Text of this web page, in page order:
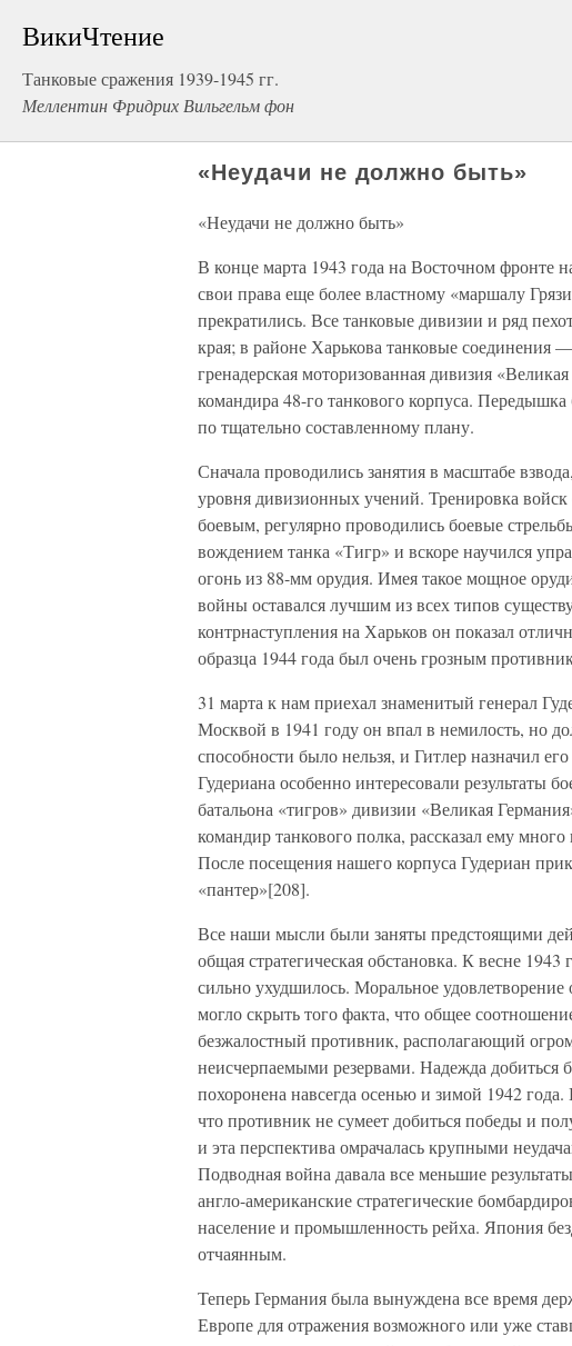
ВикиЧтение
Танковые сражения 1939-1945 гг.
Меллентин Фридрих Вильгельм фон
«Неудачи не должно быть»
«Неудачи не должно быть»
В конце марта 1943 года на Восточном фронте
свои права еще более властному «маршалу
прекратились. Все танковые дивизии и ряд
края; в районе Харькова танковые соединения
гренадерская моторизованная дивизия
командира 48-го танкового корпуса.
по тщательно составленному плану.
Сначала проводились занятия в масштабе
уровня дивизионных учений. Тренировка
боевым, регулярно проводились боевые
вождением танка «Тигр» и вскоре научился
огонь из 88-мм орудия. Имея такое мощное
войны оставался лучшим из всех типов
контрнаступления на Харьков он показал
образца 1944 года был очень грозным
31 марта к нам приехал знаменитый генерал
Москвой в 1941 году он впал в немилость, но
способности было нельзя, и Гитлер назначил
Гудериана особенно интересовали результаты
батальона «тигров» дивизии «Великая
командир танкового полка, рассказал ему
После посещения нашего корпуса Гудериан
«пантер»[208].
Все наши мысли были заняты предстоящими
общая стратегическая обстановка. К весне
сильно ухудшилось. Моральное
могло скрыть того факта, что общее
безжалостный противник, располагающий
неисчерпаемыми резервами. Надежда добиться
похоронена навсегда осенью и зимой 1942 года.
что противник не сумеет добиться победы и
и эта перспектива омрачалась крупными
Подводная война давала все меньшие
англо-американские стратегические
население и промышленность рейха. Япония
отчаянным.
Теперь Германия была вынуждена все время
Европе для отражения возможного или уже